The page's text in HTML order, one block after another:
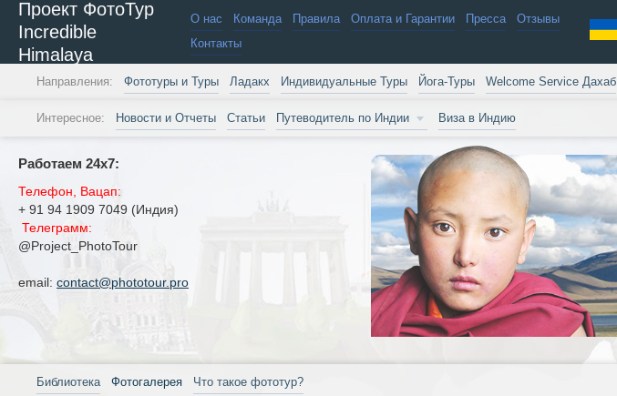
Проект ФотоТур
Incredible
Himalaya
О нас Команда Правила Оплата и Гарантии Пресса
Отзывы
Контакты
Направления: Фототуры и Туры Ладакх Индивидуальные Туры Йога-Туры Welcome Service Дахаб
Интересное: Новости и Отчеты Статьи Путеводитель по Индии Виза в Индию
Работаем 24х7:
Телефон, Вацап:
+ 91 94 1909 7049 (Индия)
Телеграмм:
@Project_PhotoTour
email: contact@phototour.pro
Библиотека Фотогалерея Что такое фототур?